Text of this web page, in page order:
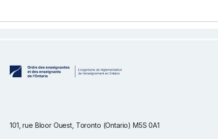
101, rue Bloor Ouest, Toronto (Ontario) M5S 0A1